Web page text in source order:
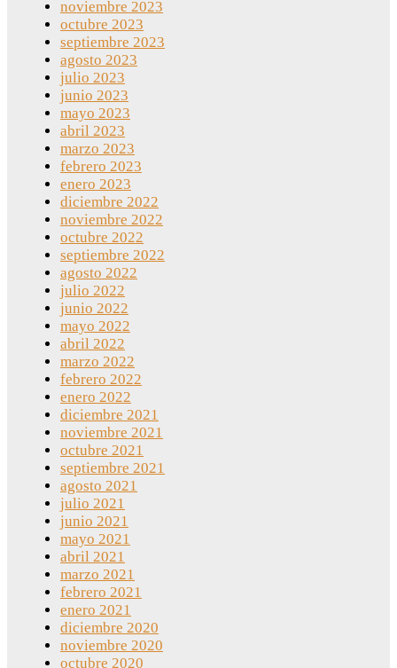
noviembre 2023
octubre 2023
septiembre 2023
agosto 2023
julio 2023
junio 2023
mayo 2023
abril 2023
marzo 2023
febrero 2023
enero 2023
diciembre 2022
noviembre 2022
octubre 2022
septiembre 2022
agosto 2022
julio 2022
junio 2022
mayo 2022
abril 2022
marzo 2022
febrero 2022
enero 2022
diciembre 2021
noviembre 2021
octubre 2021
septiembre 2021
agosto 2021
julio 2021
junio 2021
mayo 2021
abril 2021
marzo 2021
febrero 2021
enero 2021
diciembre 2020
noviembre 2020
octubre 2020